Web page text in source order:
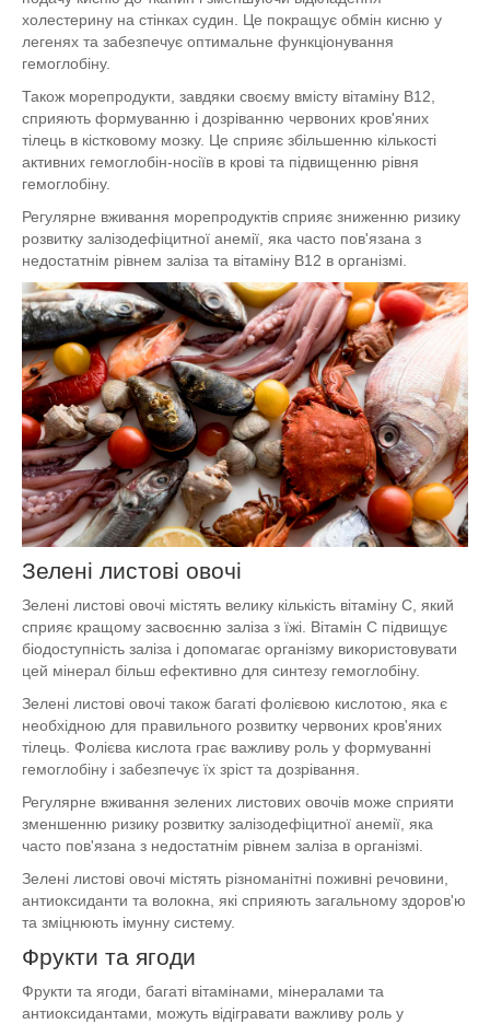
холестерину на стінках судин. Це покращує обмін кисню у
легенях та забезпечує оптимальне функціонування
гемоглобіну.
Також морепродукти, завдяки своєму вмісту вітаміну B12,
сприяють формуванню і дозріванню червоних кров'яних
тілець в кістковому мозку. Це сприяє збільшенню кількості
активних гемоглобін-носіїв в крові та підвищенню рівня
гемоглобіну.
Регулярне вживання морепродуктів сприяє зниженню ризику
розвитку залізодефіцитної анемії, яка часто пов'язана з
недостатнім рівнем заліза та вітаміну В12 в організмі.
Зелені листові овочі
Зелені листові овочі містять велику кількість вітаміну C, який
сприяє кращому засвоєнню заліза з їжі. Вітамін C підвищує
біодоступність заліза і допомагає організму використовувати
цей мінерал більш ефективно для синтезу гемоглобіну.
Зелені листові овочі також багаті фолієвою кислотою, яка є
необхідною для правильного розвитку червоних кров'яних
тілець. Фолієва кислота грає важливу роль у формуванні
гемоглобіну і забезпечує їх зріст та дозрівання.
Регулярне вживання зелених листових овочів може сприяти
зменшенню ризику розвитку залізодефіцитної анемії, яка
часто пов'язана з недостатнім рівнем заліза в організмі.
Зелені листові овочі містять різноманітні поживні речовини,
антиоксиданти та волокна, які сприяють загальному здоров'ю
та зміцнюють імунну систему.
Фрукти та ягоди
Фрукти та ягоди, багаті вітамінами, мінералами та
антиоксидантами, можуть відігравати важливу роль у